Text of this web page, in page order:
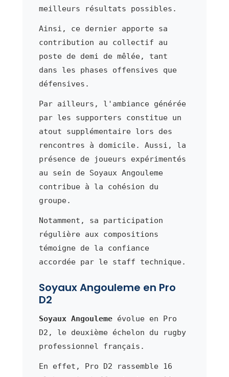
meilleurs résultats possibles.
Ainsi, ce dernier apporte sa
contribution au collectif au
poste de demi de mêlée, tant
dans les phases offensives que
défensives.
Par ailleurs, l'ambiance générée
par les supporters constitue un
atout supplémentaire lors des
rencontres à domicile. Aussi, la
présence de joueurs expérimentés
au sein de Soyaux Angouleme
contribue à la cohésion du
groupe.
Notamment, sa participation
régulière aux compositions
témoigne de la confiance
accordée par le staff technique.
Soyaux Angouleme en Pro
D2
Soyaux Angoulemeévolue en Pro
D2, le deuxième échelon du rugby
professionnel français.
En effet, Pro D2 rassemble 16